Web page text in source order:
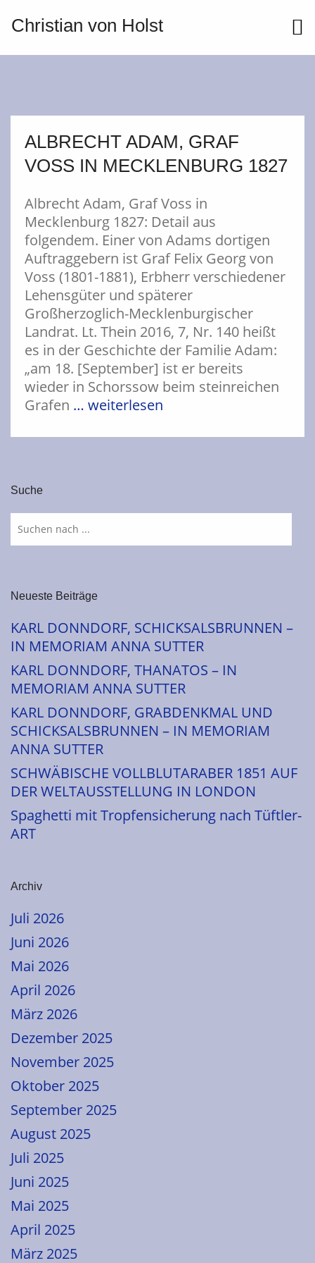
Christian von Holst
ALBRECHT ADAM, GRAF
VOSS IN MECKLENBURG 1827
Albrecht Adam, Graf Voss in
Mecklenburg 1827: Detail aus
folgendem. Einer von Adams dortigen
Auftraggebern ist Graf Felix Georg von
Voss (1801-1881), Erbherr verschiedener
Lehensgüter und späterer
Großherzoglich-Mecklenburgischer
Landrat. Lt. Thein 2016, 7, Nr. 140 heißt
es in der Geschichte der Familie Adam:
„am 18. [September] ist er bereits
wieder in Schorssow beim steinreichen
Grafen … weiterlesen
Suche
Neueste Beiträge
KARL DONNDORF, SCHICKSALSBRUNNEN –
IN MEMORIAM ANNA SUTTER
KARL DONNDORF, THANATOS – IN
MEMORIAM ANNA SUTTER
KARL DONNDORF, GRABDENKMAL UND
SCHICKSALSBRUNNEN – IN MEMORIAM
ANNA SUTTER
SCHWÄBISCHE VOLLBLUTARABER 1851 AUF
DER WELTAUSSTELLUNG IN LONDON
Spaghetti mit Tropfensicherung nach Tüftler-
ART
Archiv
Juli 2026
Juni 2026
Mai 2026
April 2026
März 2026
Dezember 2025
November 2025
Oktober 2025
September 2025
August 2025
Juli 2025
Juni 2025
Mai 2025
April 2025
März 2025